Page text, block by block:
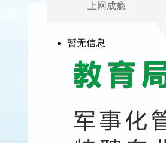
上网成瘾
暂无信息